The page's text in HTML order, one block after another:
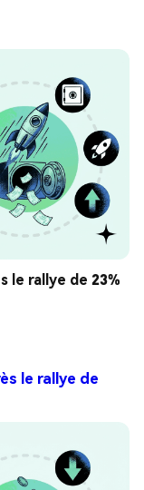
le rallye de 23%
le rallye de